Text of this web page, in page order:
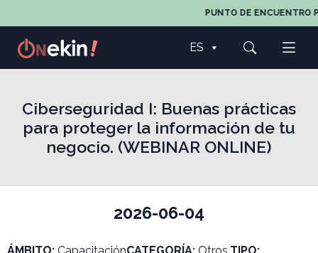
PUNTO DE ENCUENTRO
ES
Ciberseguridad I: Buenas prácticas
para proteger la información de tu
negocio. (WEBINAR ONLINE)
2026-06-04